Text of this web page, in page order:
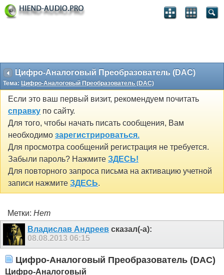
Цифро-Аналоговый Преобразователь (DAC)
Тема: Цифро-Аналоговый Преобразователь (DAC)
Если это ваш первый визит, рекомендуем почитать
справку по сайту.
Для того, чтобы начать писать сообщения, Вам
необходимо зарегистрироваться.
Для просмотра сообщений регистрация не требуется.
Забыли пароль? Нажмите ЗДЕСЬ!
Для повторного запроса письма на активацию учетной
записи нажмите ЗДЕСЬ.
Метки: Нет
Владислав Андреев сказал(-а):
08.08.2013 06:15
Цифро-Аналоговый Преобразователь (DAC)
Цифро-Аналоговый